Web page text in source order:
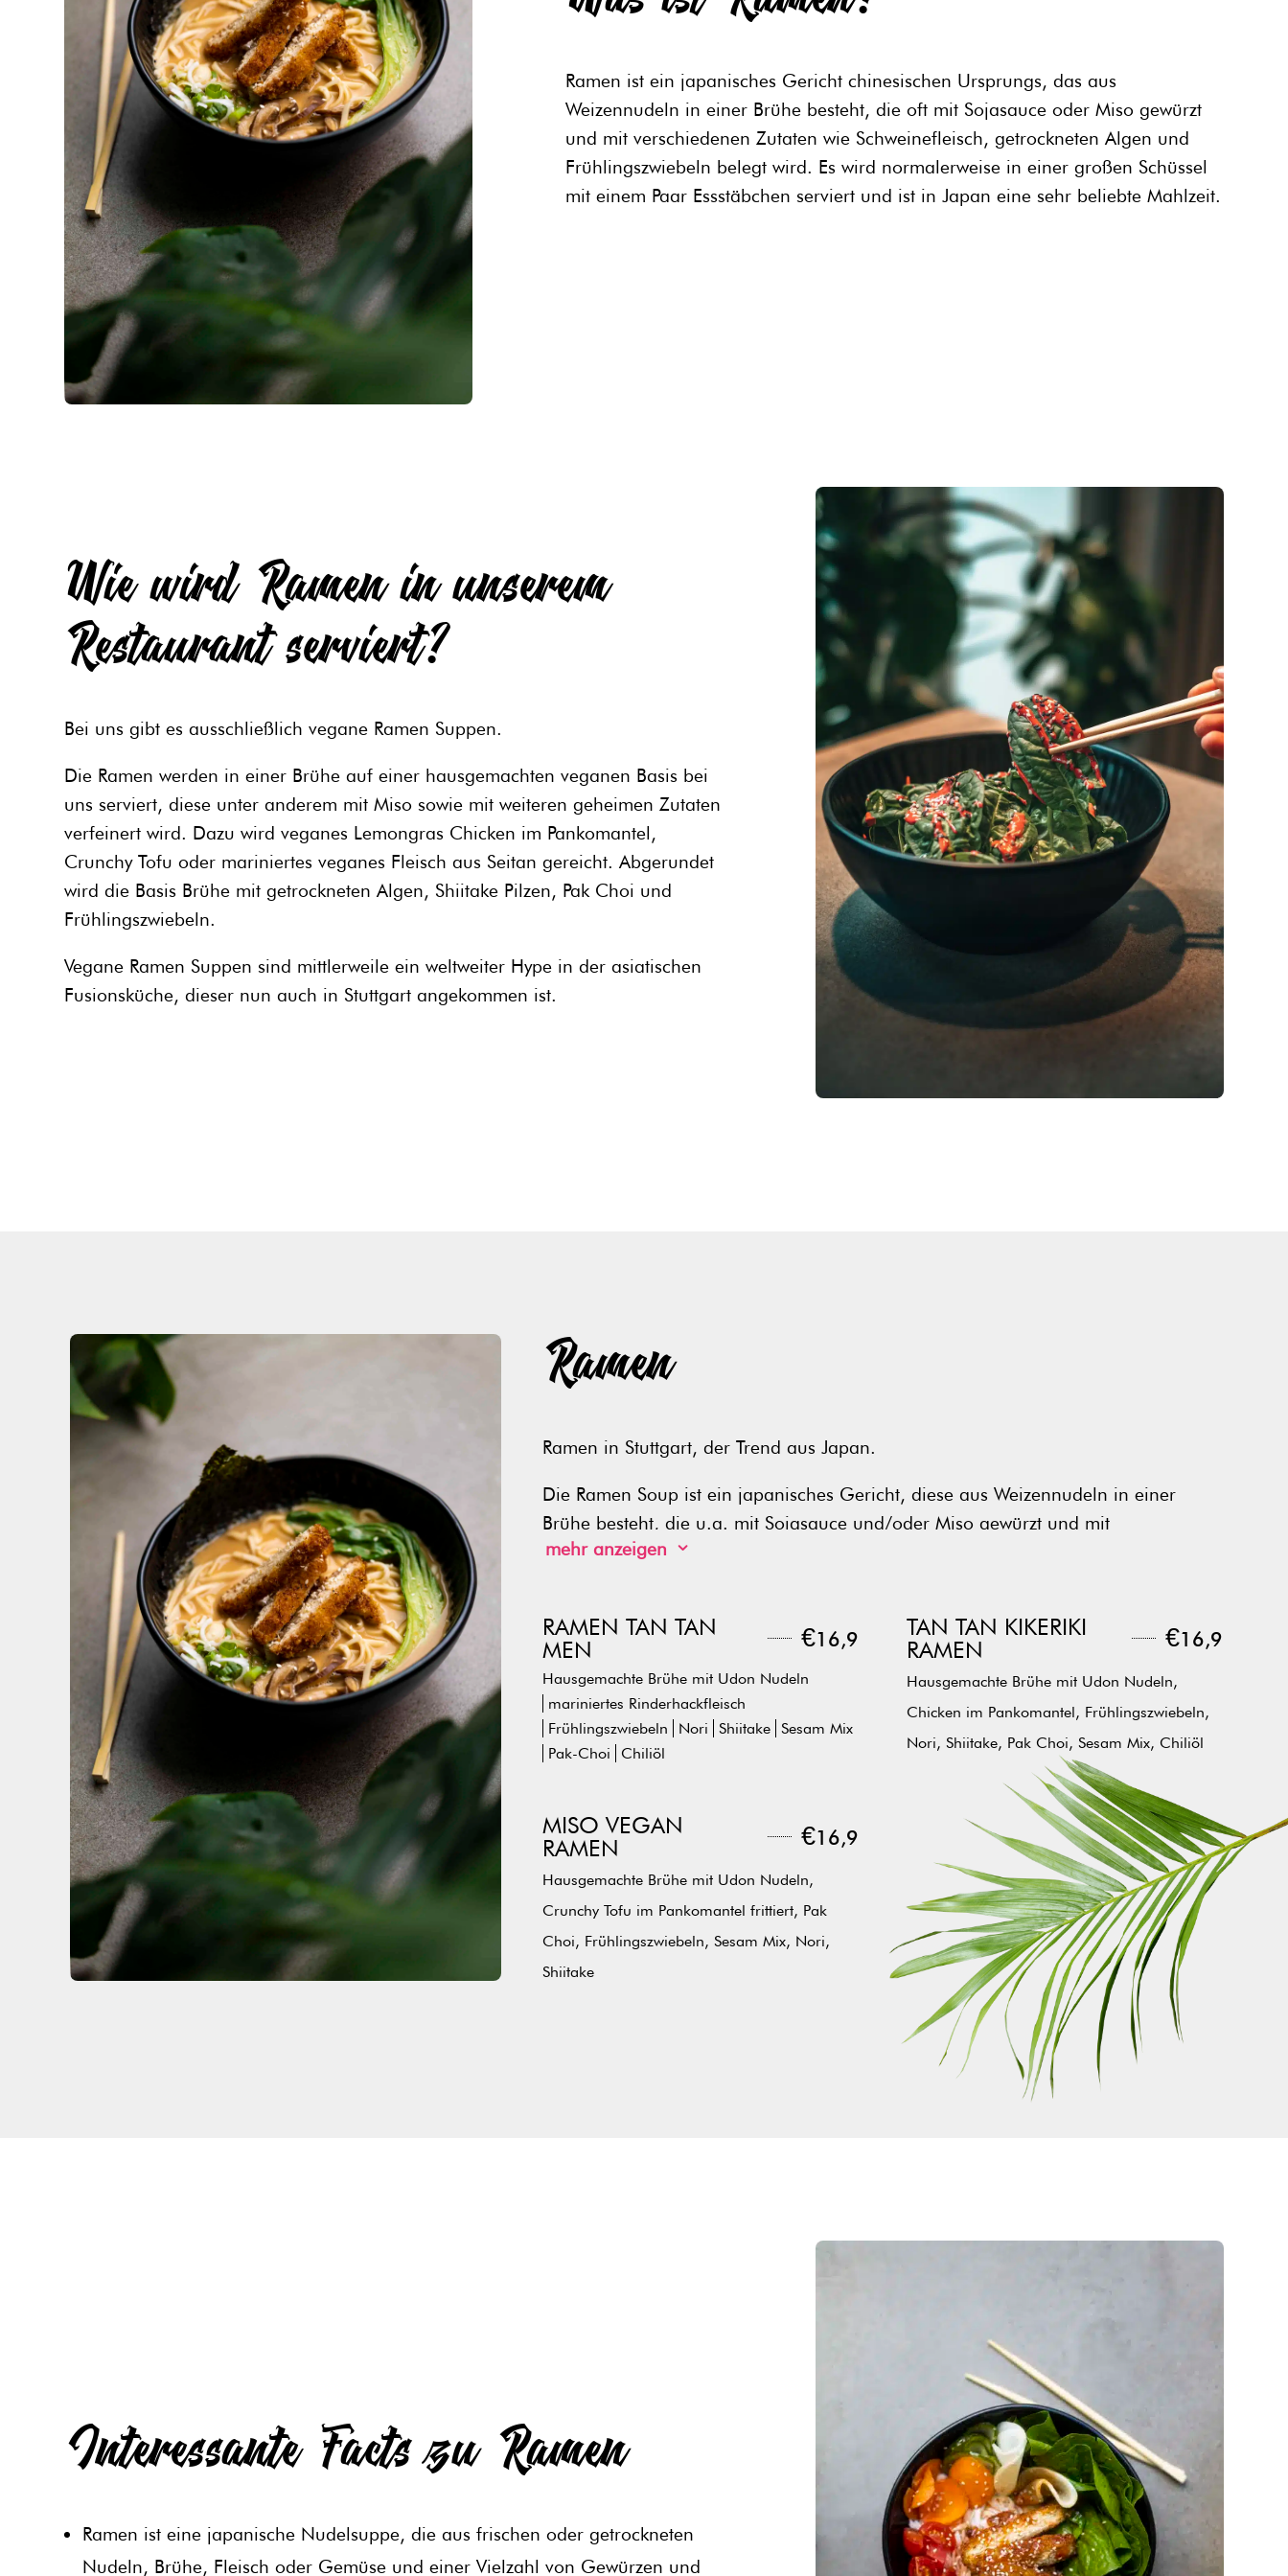
Ramen ist ein japanisches Gericht chinesischen Ursprungs, das aus
Weizennudeln in einer Brühe besteht, die oft mit Sojasauce oder Miso gewürzt
und mit verschiedenen Zutaten wie Schweinefleisch, getrockneten Algen und
Frühlingszwiebeln belegt wird. Es wird normalerweise in einer großen Schüssel
mit einem Paar Essstäbchen serviert und ist in Japan eine sehr beliebte Mahlzeit.
Wie wird Ramen in unserem
Restaurant serviert?
Bei uns gibt es ausschließlich vegane Ramen Suppen.
Die Ramen werden in einer Brühe auf einer hausgemachten veganen Basis bei
uns serviert, diese unter anderem mit Miso sowie mit weiteren geheimen Zutaten
verfeinert wird. Dazu wird veganes Lemongras Chicken im Pankomantel,
Crunchy Tofu oder mariniertes veganes Fleisch aus Seitan gereicht. Abgerundet
wird die Basis Brühe mit getrockneten Algen, Shiitake Pilzen, Pak Choi und
Frühlingszwiebeln.
Vegane Ramen Suppen sind mittlerweile ein weltweiter Hype in der asiatischen
Fusionsküche, dieser nun auch in Stuttgart angekommen ist.
Ramen
Ramen in Stuttgart, der Trend aus Japan.
Die Ramen Soup ist ein japanisches Gericht, diese aus Weizennudeln in einer
Brühe besteht, die u.a. mit Sojasauce und/oder Miso gewürzt und mit
verschiedenen Zutaten wie Fleisch oder veganen Fleichalternativen, Algenblättern
Wir bieten euch vegane Ramen mit mariniertem veganen Fleisch, veganen
Mehr über Ramen erfahren
mehr anzeigen 3
RAMEN TAN TAN
MEN
€16,9
Hausgemachte Brühe mit Udon Nudeln
mariniertes Rinderhackfleisch
Frühlingszwiebeln
Nori Shiitake
Sesam Mix
Pak-Choi
Chiliöl
TAN TAN KIKERIKI
RAMEN
€16,9
Hausgemachte Brühe mit Udon Nudeln,
Chicken im Pankomantel, Frühlingszwiebeln,
Nori, Shiitake, Pak Choi, Sesam Mix, Chiliöl
MISO VEGAN
RAMEN
€16,9
Hausgemachte Brühe mit Udon Nudeln,
Crunchy Tofu im Pankomantel frittiert, Pak
Choi, Frühlingszwiebeln, Sesam Mix, Nori,
Shiitake
Interessante Facts zu Ramen
Ramen ist eine japanische Nudelsuppe, die aus frischen oder getrockneten
Nudeln, Brühe, Fleisch oder Gemüse und einer Vielzahl von Gewürzen und